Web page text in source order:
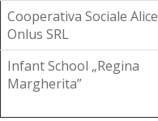
Cooperativa Sociale Alice
Onlus SRL
Infant School „Regina
Margherita”